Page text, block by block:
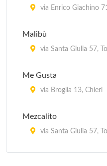
via Enrico Giachino
Malibù
via Santa Giulia 57,
Me Gusta
via Broglia 13, Chieri
Mezcalito
via Santa Giulia 57,